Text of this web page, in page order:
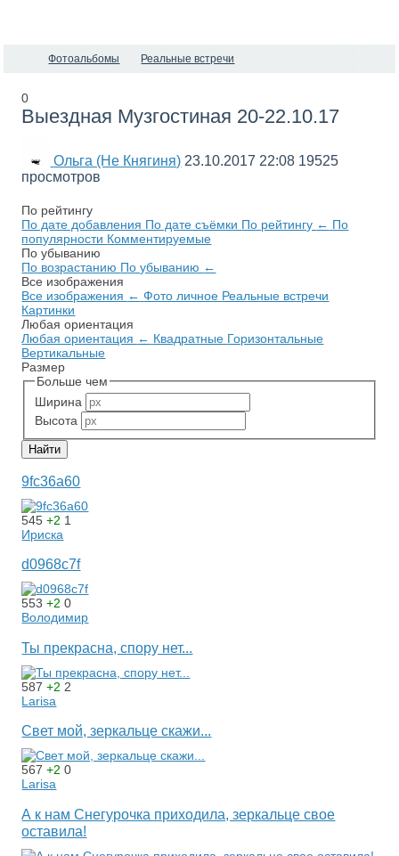
Фотоальбомы Реальные встречи
0
Выездная Музгостиная 20-22.10.17
Ольга (Не Княгиня) 23.10.2017 22:08 19525
просмотров
По рейтингу
По дате добавления По дате съёмки По рейтингу ← По
популярности Комментируемые
По убыванию
По возрастанию По убыванию ←
Все изображения
Все изображения ← Фото личное Реальные встречи
Картинки
Любая ориентация
Любая ориентация ← Квадратные Горизонтальные
Вертикальные
Размер
Больше чем
Ширина
Высота
9fc36a60
545+2 1
Ириска
d0968c7f
553+20
Володимир
Ты прекрасна, спору нет...
587+2 2
Larisa
Свет мой, зеркальце скажи...
567+20
Larisa
А к нам Снегурочка приходила, зеркальце свое
оставила!